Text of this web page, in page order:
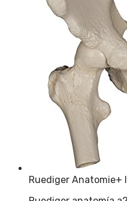
Ruediger Anatomie+